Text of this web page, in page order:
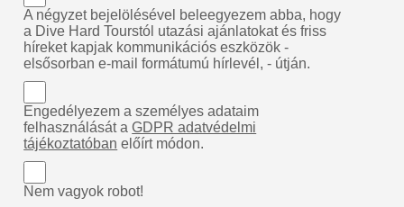
A négyzet bejelölésével beleegyezem abba, hogy
a Dive Hard Tourstól utazási ajánlatokat és friss
híreket kapjak kommunikációs eszközök -
elsősorban e-mail formátumú hírlevél, - útján.
Engedélyezem a személyes adataim
felhasználását aGDPR adatvédelmi
tájékoztatóban előírt módon.
Nem vagyok robot!